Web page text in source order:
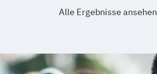
Alle Ergebnisse ansehen